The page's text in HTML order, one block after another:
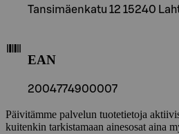
Tansimäenkatu 12 15240
EAN
2004774900007
Päivitämme palvelun tuotetietoja
kuitenkin tarkistamaan ainesosat aina